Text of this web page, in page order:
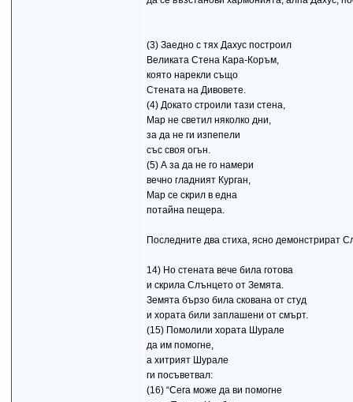
(3) Заедно с тях Дахус построил
Великата Стена Кара-Коръм,
която нарекли също
Стената на Дивовете.
(4) Докато строили тази стена,
Мар не светил няколко дни,
за да не ги изпепели
със своя огън.
(5) А за да не го намери
вечно гладният Курган,
Мар се скрил в една
потайна пещера.
Последните два стиха, ясно демонстрират
14) Но стената вече била готова
и скрила Слънцето от Земята.
Земята бързо била скована от студ
и хората били заплашени от смърт.
(15) Помолили хората Шурале
да им помогне,
а хитрият Шурале
ги посъветвал:
(16) “Сега може да ви помогне